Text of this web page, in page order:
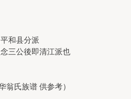
和县分派
三公後即清江派也
翁氏族谱 供参考）